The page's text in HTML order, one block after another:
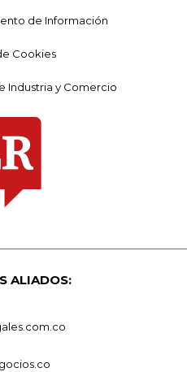
de Información
Cookies
Industria y Comercio
ALIADOS: